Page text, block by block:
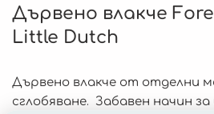
Дървено влакче
Little Dutch
Дървено влакче от отделни
сглобяване. Забавен начин за